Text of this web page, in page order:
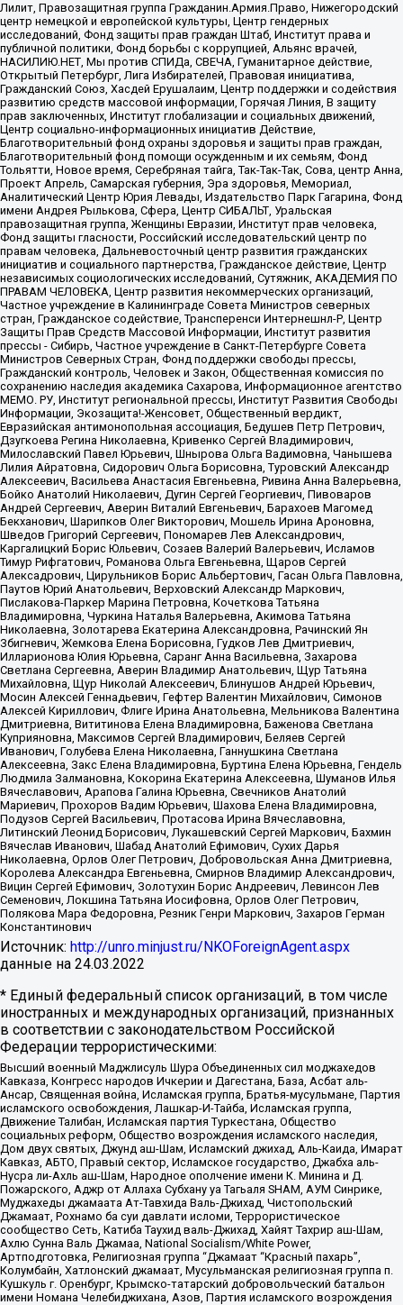
Лилит, Правозащитная группа Гражданин.Армия.Право, Нижегородский
центр немецкой и европейской культуры, Центр гендерных
исследований, Фонд защиты прав граждан Штаб, Институт права и
публичной политики, Фонд борьбы с коррупцией, Альянс врачей,
НАСИЛИЮ.НЕТ, Мы против СПИДа, СВЕЧА, Гуманитарное действие,
Открытый Петербург, Лига Избирателей, Правовая инициатива,
Гражданский Союз, Хасдей Ерушалаим, Центр поддержки и содействия
развитию средств массовой информации, Горячая Линия, В защиту
прав заключенных, Институт глобализации и социальных движений,
Центр социально-информационных инициатив Действие,
Благотворительный фонд охраны здоровья и защиты прав граждан,
Благотворительный фонд помощи осужденным и их семьям, Фонд
Тольятти, Новое время, Серебряная тайга, Так-Так-Так, Сова, центр Анна,
Проект Апрель, Самарская губерния, Эра здоровья, Мемориал,
Аналитический Центр Юрия Левады, Издательство Парк Гагарина, Фонд
имени Андрея Рылькова, Сфера, Центр СИБАЛЬТ, Уральская
правозащитная группа, Женщины Евразии, Институт прав человека,
Фонд защиты гласности, Российский исследовательский центр по
правам человека, Дальневосточный центр развития гражданских
инициатив и социального партнерства, Гражданское действие, Центр
независимых социологических исследований, Сутяжник, АКАДЕМИЯ ПО
ПРАВАМ ЧЕЛОВЕКА, Центр развития некоммерческих организаций,
Частное учреждение в Калининграде Совета Министров северных
стран, Гражданское содействие, Трансперенси Интернешнл-Р, Центр
Защиты Прав Средств Массовой Информации, Институт развития
прессы - Сибирь, Частное учреждение в Санкт-Петербурге Совета
Министров Северных Стран, Фонд поддержки свободы прессы,
Гражданский контроль, Человек и Закон, Общественная комиссия по
сохранению наследия академика Сахарова, Информационное агентство
МЕМО. РУ, Институт региональной прессы, Институт Развития Свободы
Информации, Экозащита!-Женсовет, Общественный вердикт,
Евразийская антимонопольная ассоциация, Бедушев Петр Петрович,
Дзугкоева Регина Николаевна, Кривенко Сергей Владимирович,
Милославский Павел Юрьевич, Шнырова Ольга Вадимовна, Чанышева
Лилия Айратовна, Сидорович Ольга Борисовна, Туровский Александр
Алексеевич, Васильева Анастасия Евгеньевна, Ривина Анна Валерьевна,
Бойко Анатолий Николаевич, Дугин Сергей Георгиевич, Пивоваров
Андрей Сергеевич, Аверин Виталий Евгеньевич, Барахоев Магомед
Бекханович, Шарипков Олег Викторович, Мошель Ирина Ароновна,
Шведов Григорий Сергеевич, Пономарев Лев Александрович,
Каргалицкий Борис Юльевич, Созаев Валерий Валерьевич, Исламов
Тимур Рифгатович, Романова Ольга Евгеньевна, Щаров Сергей
Алексадрович, Цирульников Борис Альбертович, Гасан Ольга Павловна,
Паутов Юрий Анатольевич, Верховский Александр Маркович,
Пислакова-Паркер Марина Петровна, Кочеткова Татьяна
Владимировна, Чуркина Наталья Валерьевна, Акимова Татьяна
Николаевна, Золотарева Екатерина Александровна, Рачинский Ян
Збигневич, Жемкова Елена Борисовна, Гудков Лев Дмитриевич,
Илларионова Юлия Юрьевна, Саранг Анна Васильевна, Захарова
Светлана Сергеевна, Аверин Владимир Анатольевич, Щур Татьяна
Михайловна, Щур Николай Алексеевич, Блинушов Андрей Юрьевич,
Мосин Алексей Геннадьевич, Гефтер Валентин Михайлович, Симонов
Алексей Кириллович, Флиге Ирина Анатольевна, Мельникова Валентина
Дмитриевна, Вититинова Елена Владимировна, Баженова Светлана
Куприяновна, Максимов Сергей Владимирович, Беляев Сергей
Иванович, Голубева Елена Николаевна, Ганнушкина Светлана
Алексеевна, Закс Елена Владимировна, Буртина Елена Юрьевна, Гендель
Людмила Залмановна, Кокорина Екатерина Алексеевна, Шуманов Илья
Вячеславович, Арапова Галина Юрьевна, Свечников Анатолий
Мариевич, Прохоров Вадим Юрьевич, Шахова Елена Владимировна,
Подузов Сергей Васильевич, Протасова Ирина Вячеславовна,
Литинский Леонид Борисович, Лукашевский Сергей Маркович, Бахмин
Вячеслав Иванович, Шабад Анатолий Ефимович, Сухих Дарья
Николаевна, Орлов Олег Петрович, Добровольская Анна Дмитриевна,
Королева Александра Евгеньевна, Смирнов Владимир Александрович,
Вицин Сергей Ефимович, Золотухин Борис Андреевич, Левинсон Лев
Семенович, Локшина Татьяна Иосифовна, Орлов Олег Петрович,
Полякова Мара Федоровна, Резник Генри Маркович, Захаров Герман
Константинович
Источник: http://unro.minjust.ru/NKOForeignAgent.aspx
данные на 24.03.2022
* Единый федеральный список организаций, в том числе
иностранных и международных организаций, признанных
в соответствии с законодательством Российской
Федерации террористическими:
Высший военный Маджлисуль Шура Объединенных сил моджахедов
Кавказа, Конгресс народов Ичкерии и Дагестана, База, Асбат аль-
Ансар, Священная война, Исламская группа, Братья-мусульмане, Партия
исламского освобождения, Лашкар-И-Тайба, Исламская группа,
Движение Талибан, Исламская партия Туркестана, Общество
социальных реформ, Общество возрождения исламского наследия,
Дом двух святых, Джунд аш-Шам, Исламский джихад, Аль-Каида, Имарат
Кавказ, АБТО, Правый сектор, Исламское государство, Джабха аль-
Нусра ли-Ахль аш-Шам, Народное ополчение имени К. Минина и Д.
Пожарского, Аджр от Аллаха Субхану уа Тагьаля SHAM, АУМ Синрике,
Муджахеды джамаата Ат-Тавхида Валь-Джихад, Чистопольский
Джамаат, Рохнамо ба суи давлати исломи, Террористическое
сообщество Сеть, Катиба Таухид валь-Джихад, Хайят Тахрир аш-Шам,
Ахлю Сунна Валь Джамаа, National Socialism/White Power,
Артподготовка, Религиозная группа “Джамаат “Красный пахарь”,
Колумбайн, Хатлонский джамаат, Мусульманская религиозная группа п.
Кушкуль г. Оренбург, Крымско-татарский добровольческий батальон
имени Номана Челебиджихана, Азов, Партия исламского возрождения